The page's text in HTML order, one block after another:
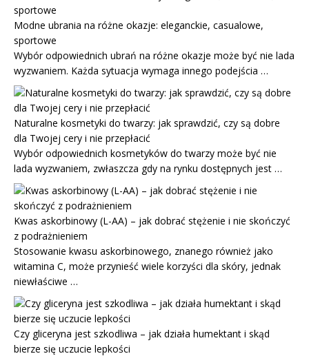
Modne ubrania na różne okazje: eleganckie, casualowe,
sportowe
Wybór odpowiednich ubrań na różne okazje może być nie lada
wyzwaniem. Każda sytuacja wymaga innego podejścia …
Naturalne kosmetyki do twarzy: jak sprawdzić, czy są dobre
dla Twojej cery i nie przepłacić
Wybór odpowiednich kosmetyków do twarzy może być nie
lada wyzwaniem, zwłaszcza gdy na rynku dostępnych jest …
Kwas askorbinowy (L-AA) – jak dobrać stężenie i nie skończyć
z podrażnieniem
Stosowanie kwasu askorbinowego, znanego również jako
witamina C, może przynieść wiele korzyści dla skóry, jednak
niewłaściwe …
Czy gliceryna jest szkodliwa – jak działa humektant i skąd
bierze się uczucie lepkości